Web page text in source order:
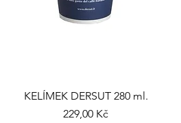
KELÍMEK DERSUT 280 ml.
Cena
229,00 Kč